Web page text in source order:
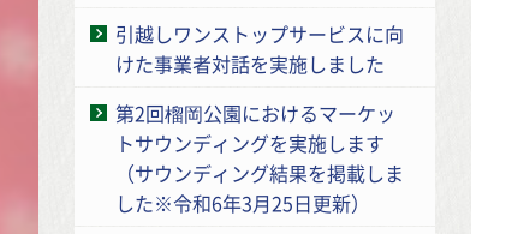
引越しワンストップサービスに向
けた事業者対話を実施しました
第2回榴岡公園におけるマーケッ
トサウンディングを実施します
（サウンディング結果を掲載しま
した※令和6年3月25日更新）